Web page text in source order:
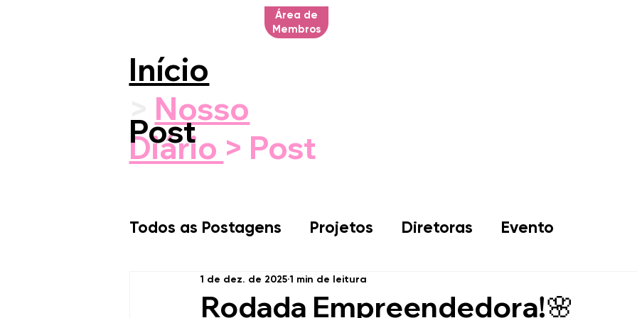
Área de
Membros
Início
Nosso
Diário > Post
Post
Todos as Postagens Projetos Diretoras Evento
Rodada Empreendedora!🌸
1 de dez. de 2025 1 min de leitura